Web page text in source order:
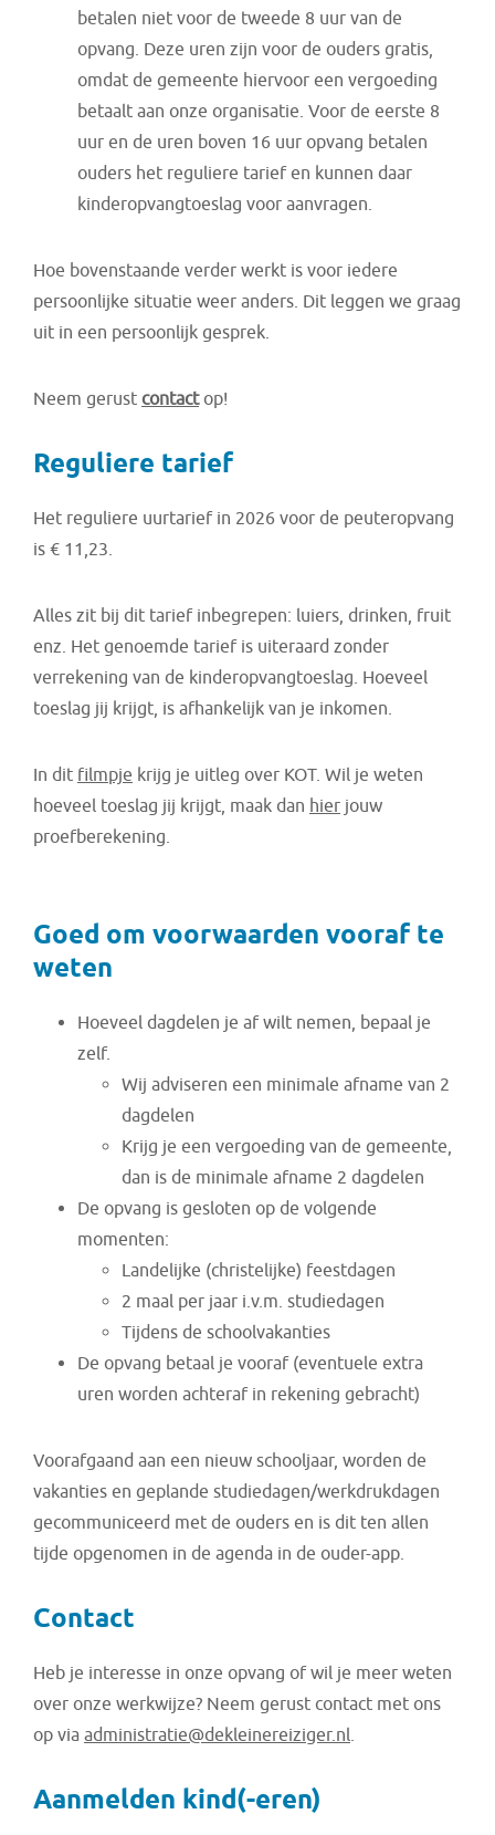
betalen niet voor de tweede 8 uur van de
opvang. Deze uren zijn voor de ouders gratis,
omdat de gemeente hiervoor een vergoeding
betaalt aan onze organisatie. Voor de eerste 8
uur en de uren boven 16 uur opvang betalen
ouders het reguliere tarief en kunnen daar
kinderopvangtoeslag voor aanvragen.
Hoe bovenstaande verder werkt is voor iedere
persoonlijke situatie weer anders. Dit leggen we graag
uit in een persoonlijk gesprek.
Neem gerust contactop!
Reguliere tarief
Het reguliere uurtarief in 2026 voor de peuteropvang
is € 11,23.
Alles zit bij dit tarief inbegrepen: luiers, drinken, fruit
enz. Het genoemde tarief is uiteraard zonder
verrekening van de kinderopvangtoeslag. Hoeveel
toeslag jij krijgt, is afhankelijk van je inkomen.
In dit filmpje krijg je uitleg over KOT. Wil je weten
hoeveel toeslag jij krijgt, maak dan hier jouw
proefberekening.
Goed om voorwaarden vooraf te
weten
Hoeveel dagdelen je af wilt nemen, bepaal je
zelf.
Wij adviseren een minimale afname van 2
dagdelen
Krijg je een vergoeding van de gemeente,
dan is de minimale afname 2 dagdelen
De opvang is gesloten op de volgende
momenten:
Landelijke (christelijke) feestdagen
2 maal per jaar i.v.m. studiedagen
Tijdens de schoolvakanties
De opvang betaal je vooraf (eventuele extra
uren worden achteraf in rekening gebracht)
Voorafgaand aan een nieuw schooljaar, worden de
vakanties en geplande studiedagen/werkdrukdagen
gecommuniceerd met de ouders en is dit ten allen
tijde opgenomen in de agenda in de ouder-app.
Contact
Heb je interesse in onze opvang of wil je meer weten
over onze werkwijze? Neem gerust contact met ons
op via administratie@dekleinereiziger.nl.
Aanmelden kind(-eren)